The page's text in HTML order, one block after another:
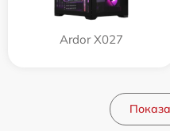
Ardor X027